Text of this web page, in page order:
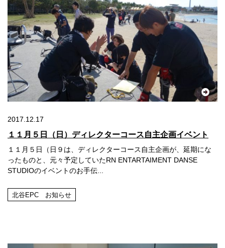
2017.12.17
１１月５日（日）ディレクターコース自主企画イベント
１１月５日（日９は、ディレクターコース自主企画が、延期にな
ったものと、元々予定していたRN ENTARTAIMENT DANSE
STUDIOのイベントのお手伝...
北谷EPC お知らせ